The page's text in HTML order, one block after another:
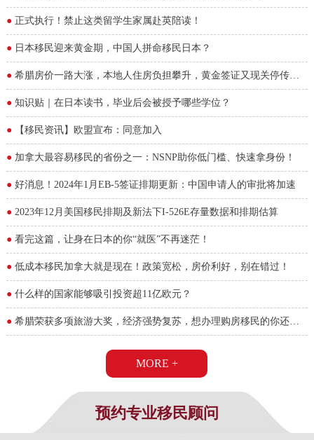
●正式执行！禁止这类留学生家属赴英陪读！
●日本移民迎来黄金期，中国人拼命移民日本？
●希腊房价一路大涨，本地人住房负担攀升，黄金签证又现关停传
言！
●知识贴｜在日本读书，毕业后会被授予哪些学位？
●【移民资讯】欧盟宣布：同意加入
●加拿大最容易移民的省份之一：NSNP助你低门槛、快速拿身份！
●好消息！2024年1月EB-5签证排期更新：中国申请人的审批将加速
●2023年12月美国移民排期及新法下I-526E存量数据和排期估算
●看完这篇，让身在日本的你“就医”不再迷茫！
●低成本移民加拿大就是现在！政策宽松，房价利好，别在错过！
●什么样的国家能够吸引投资超11亿欧元？
●希腊荣获多项旅游大奖，经济强势复苏，想办理购房移民的你还在
观望吗？
MORE +
预约专业移民顾问